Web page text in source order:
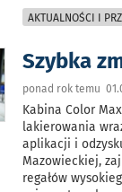
AKTUALNOŚCI I
Szybka
ponad rok temu
Kabina Color
lakierowania
aplikacji i
Mazowieckiej,
regałów